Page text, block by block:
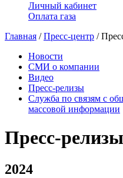
Личный кабинет
Оплата газа
Главная /Пресс-центр /
Новости
СМИ о компании
Видео
Пресс-релизы
Служба по связям с
массовой информации
Пресс-релизы
2024